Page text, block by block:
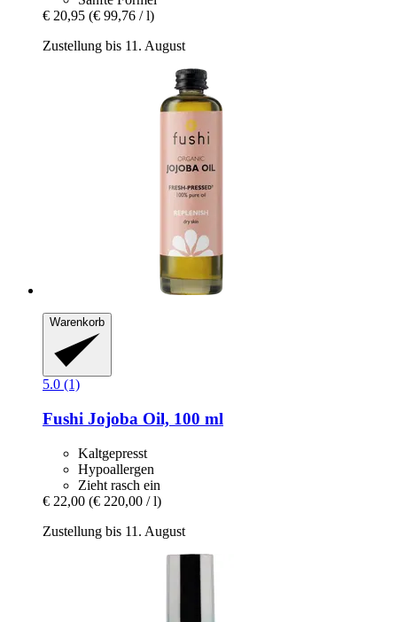
€ 20,95 (€ 99,76 / l)
Zustellung bis 11. August
Warenkorb
5.0 (1)
Fushi Jojoba Oil, 100 ml
Kaltgepresst
Hypoallergen
Zieht rasch ein
€ 22,00 (€ 220,00 / l)
Zustellung bis 11. August